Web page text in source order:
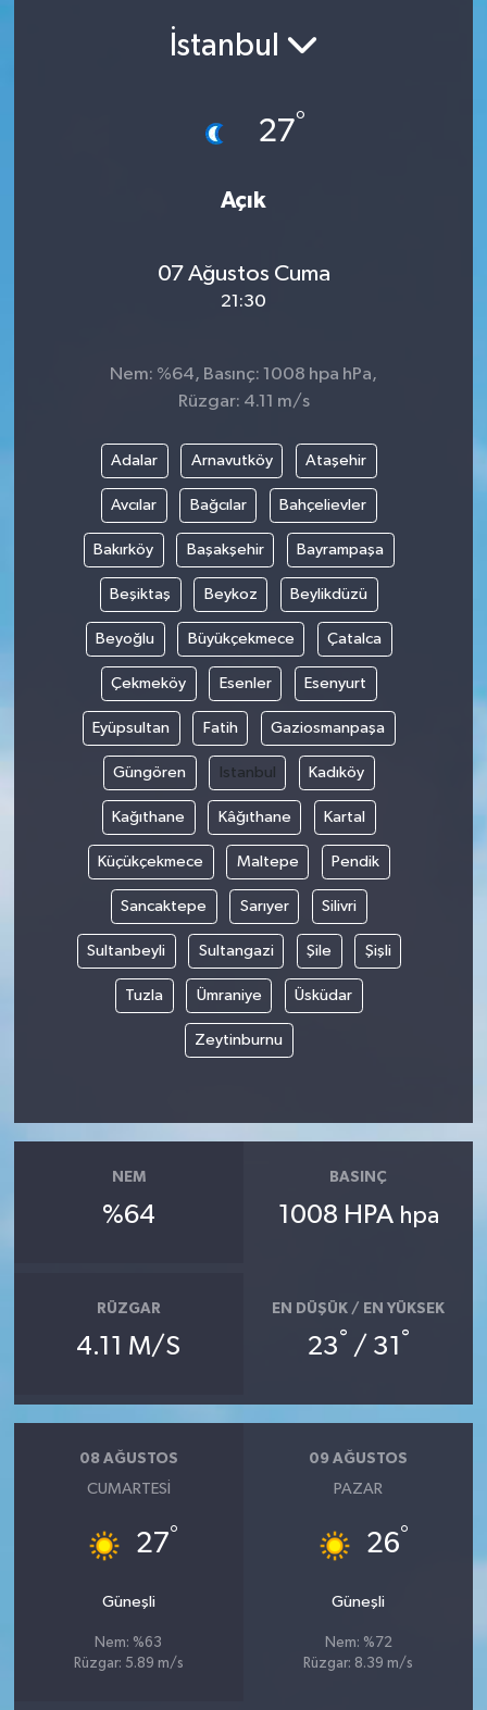
İstanbul
27°
Açık
07 Ağustos Cuma
21:30
Nem: %64, Basınç: 1008 hpa hPa,
Rüzgar: 4.11 m/s
Adalar Arnavutköy Ataşehir
Avcılar Bağcılar Bahçelievler
Bakırköy Başakşehir Bayrampaşa
Beşiktaş Beykoz Beylikdüzü
Beyoğlu Büyükçekmece Çatalca
Çekmeköy Esenler Esenyurt
Eyüpsultan Fatih Gaziosmanpaşa
Güngören Istanbul Kadıköy
Kağıthane Kâğıthane Kartal
Küçükçekmece Maltepe Pendik
Sancaktepe Sarıyer Silivri
Sultanbeyli Sultangazi Şile Şişli
Tuzla Ümraniye Üsküdar
Zeytinburnu
NEM
%64
BASINÇ
1008 HPA hpa
RÜZGAR
4.11 M/S
EN DÜŞÜK / EN YÜKSEK
23° / 31 °
08 AĞUSTOS
CUMARTESI
27°
Güneşli
Nem: %63
Rüzgar: 5.89 m/s
09 AĞUSTOS
PAZAR
26°
Güneşli
Nem: %72
Rüzgar: 8.39 m/s